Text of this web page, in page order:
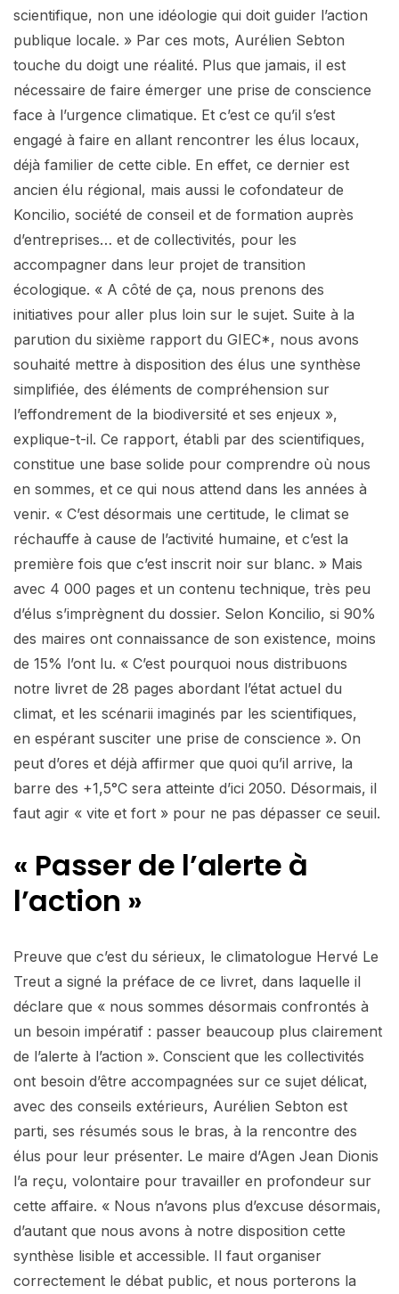
scientifique, non une idéologie qui doit guider l’action
publique locale. » Par ces mots, Aurélien Sebton
touche du doigt une réalité. Plus que jamais, il est
nécessaire de faire émerger une prise de conscience
face à l’urgence climatique. Et c’est ce qu’il s’est
engagé à faire en allant rencontrer les élus locaux,
déjà familier de cette cible. En effet, ce dernier est
ancien élu régional, mais aussi le cofondateur de
Koncilio, société de conseil et de formation auprès
d’entreprises… et de collectivités, pour les
accompagner dans leur projet de transition
écologique. « A côté de ça, nous prenons des
initiatives pour aller plus loin sur le sujet. Suite à la
parution du sixième rapport du GIEC*, nous avons
souhaité mettre à disposition des élus une synthèse
simplifiée, des éléments de compréhension sur
l’effondrement de la biodiversité et ses enjeux »,
explique-t-il. Ce rapport, établi par des scientifiques,
constitue une base solide pour comprendre où nous
en sommes, et ce qui nous attend dans les années à
venir. « C’est désormais une certitude, le climat se
réchauffe à cause de l’activité humaine, et c’est la
première fois que c’est inscrit noir sur blanc. » Mais
avec 4 000 pages et un contenu technique, très peu
d’élus s’imprègnent du dossier. Selon Koncilio, si 90%
des maires ont connaissance de son existence, moins
de 15% l’ont lu. « C’est pourquoi nous distribuons
notre livret de 28 pages abordant l’état actuel du
climat, et les scénarii imaginés par les scientifiques,
en espérant susciter une prise de conscience ». On
peut d’ores et déjà affirmer que quoi qu’il arrive, la
barre des +1,5°C sera atteinte d’ici 2050. Désormais, il
faut agir « vite et fort » pour ne pas dépasser ce seuil.
« Passer de l’alerte à
l’action »
Preuve que c’est du sérieux, le climatologue Hervé Le
Treut a signé la préface de ce livret, dans laquelle il
déclare que « nous sommes désormais confrontés à
un besoin impératif : passer beaucoup plus clairement
de l’alerte à l’action ». Conscient que les collectivités
ont besoin d’être accompagnées sur ce sujet délicat,
avec des conseils extérieurs, Aurélien Sebton est
parti, ses résumés sous le bras, à la rencontre des
élus pour leur présenter. Le maire d’Agen Jean Dionis
l’a reçu, volontaire pour travailler en profondeur sur
cette affaire. « Nous n’avons plus d’excuse désormais,
d’autant que nous avons à notre disposition cette
synthèse lisible et accessible. Il faut organiser
correctement le débat public, et nous porterons la